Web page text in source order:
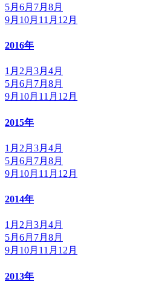
5月 6月 7月 8月
9月 10月 11月 12月
2016年
1月 2月 3月 4月
5月 6月 7月 8月
9月 10月 11月 12月
2015年
1月 2月 3月 4月
5月 6月 7月 8月
9月 10月 11月 12月
2014年
1月 2月 3月 4月
5月 6月 7月 8月
9月 10月 11月 12月
2013年